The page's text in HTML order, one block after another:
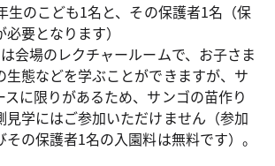
生のこども1名と、その保護者1名（保
要となります）
会場のレクチャールームで、お子さま
生態などを学ぶことができますが、サ
スに限りがあるため、サンゴの苗作り
見学にはご参加いただけません（参加
の保護者1名の入園料は無料です）。